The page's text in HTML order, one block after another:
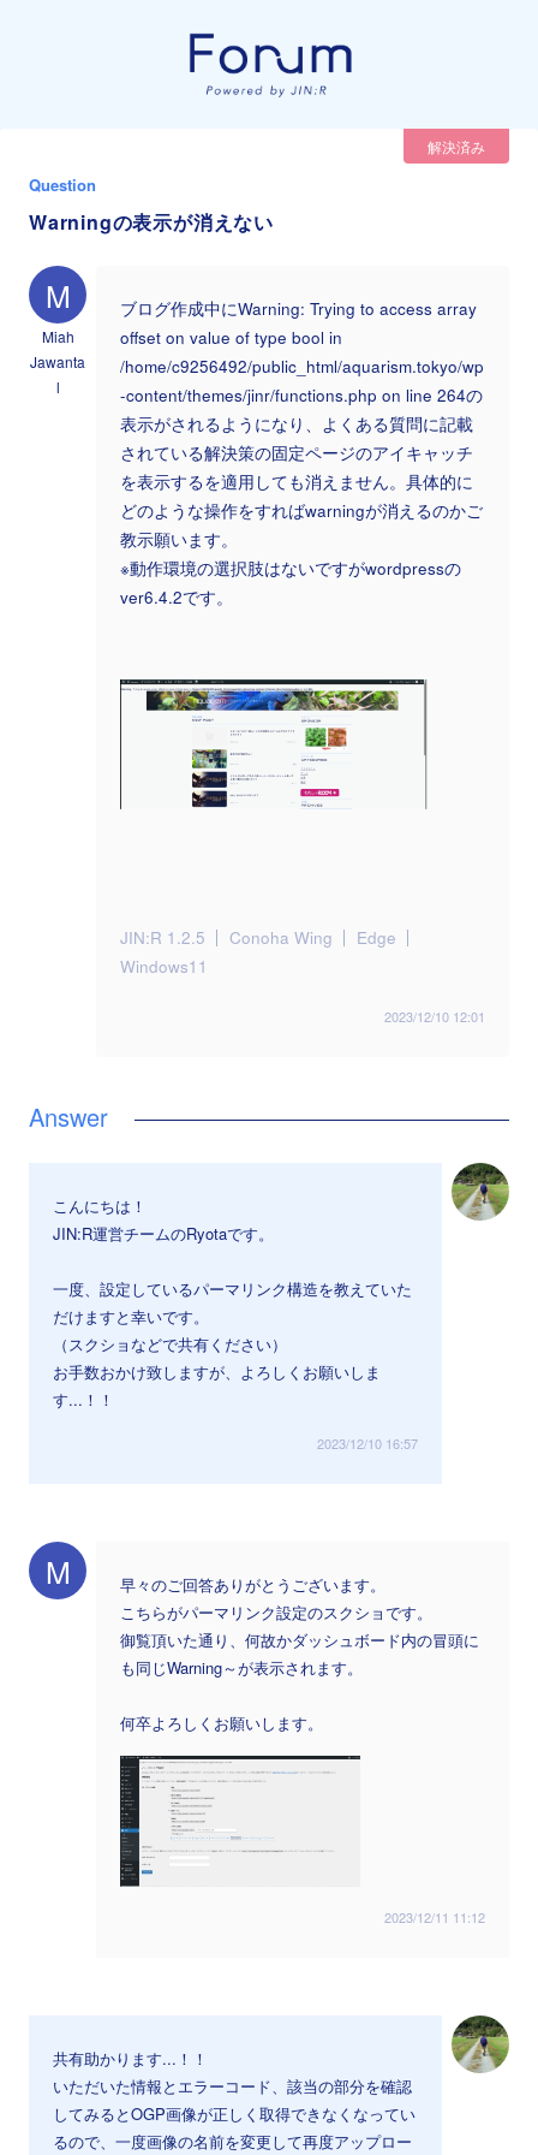
解決済み
Question
Warningの表示が消えない
M
Miah
Jawanta
l
ブログ作成中にWarning: Trying to access array
offset on value of type bool in
/home/c9256492/public_html/aquarism.tokyo/wp
-content/themes/jinr/functions.php on line 264の
表示がされるようになり、よくある質問に記載
されている解決策の固定ページのアイキャッチ
を表示するを適用しても消えません。具体的に
どのような操作をすればwarningが消えるのかご
教示願います。
※動作環境の選択肢はないですがwordpressの
ver6.4.2です。
JIN:R 1.2.5 Conoha Wing
Edge
Windows11
2023/12/10 12:01
こんにちは！
JIN:R運営チームのRyotaです。
一度、設定しているパーマリンク構造を教えていた
だけますと幸いです。
（スクショなどで共有ください）
お手数おかけ致しますが、よろしくお願いしま
す...！！
2023/12/10 16:57
M
早々のご回答ありがとうございます。
こちらがパーマリンク設定のスクショです。
御覧頂いた通り、何故かダッシュボード内の冒頭に
も同じWarning～が表示されます。
何卒よろしくお願いします。
2023/12/11 11:12
共有助かります...！！
いただいた情報とエラーコード、該当の部分を確認
してみるとOGP画像が正しく取得できなくなってい
るので、一度画像の名前を変更して再度アップロー